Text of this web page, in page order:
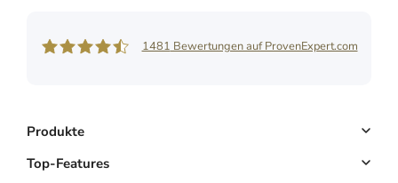
1481 Bewertungen auf ProvenExpert.com
Produkte
Buchungssystem
Top-Features